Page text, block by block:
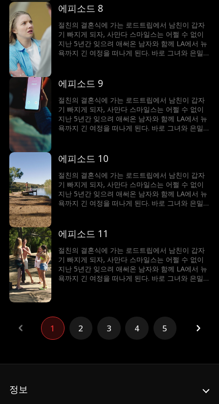
리! 친구와의 우정, 그리고 트리스탄과의 (서로에
게?) 다시 피어나는 감정 사이에서 갈등하는 사만
다는 선택의 기로에 선다. 사만다는 계속 남을 위
해 살 것인가, 아니면 이번만큼은 자신을 위해 살
아볼 것인가?!
에피소드 8
절친의 결혼식에 가는 로드트립에서 남친이 갑자
기 빠지게 되자, 사만다 스마일스는 어쩔 수 없이
지난 5년간 잊으려 애써온 남자와 함께 LA에서 뉴
욕까지 긴 여정을 떠나게 된다. 바로 그녀와 은밀
리! 친구와의 우정, 그리고 트리스탄과의 (서로에
게?) 다시 피어나는 감정 사이에서 갈등하는 사만
다는 선택의 기로에 선다. 사만다는 계속 남을 위
해 살 것인가, 아니면 이번만큼은 자신을 위해 살
아볼 것인가?!
에피소드 9
절친의 결혼식에 가는 로드트립에서 남친이 갑자
기 빠지게 되자, 사만다 스마일스는 어쩔 수 없이
지난 5년간 잊으려 애써온 남자와 함께 LA에서 뉴
욕까지 긴 여정을 떠나게 된다. 바로 그녀와 은밀
리! 친구와의 우정, 그리고 트리스탄과의 (서로에
게?) 다시 피어나는 감정 사이에서 갈등하는 사만
다는 선택의 기로에 선다. 사만다는 계속 남을 위
해 살 것인가, 아니면 이번만큼은 자신을 위해 살
아볼 것인가?!
에피소드 10
절친의 결혼식에 가는 로드트립에서 남친이 갑자
기 빠지게 되자, 사만다 스마일스는 어쩔 수 없이
지난 5년간 잊으려 애써온 남자와 함께 LA에서 뉴
욕까지 긴 여정을 떠나게 된다. 바로 그녀와 은밀
리! 친구와의 우정, 그리고 트리스탄과의 (서로에
게?) 다시 피어나는 감정 사이에서 갈등하는 사만
다는 선택의 기로에 선다. 사만다는 계속 남을 위
해 살 것인가, 아니면 이번만큼은 자신을 위해 살
아볼 것인가?!
에피소드 11
절친의 결혼식에 가는 로드트립에서 남친이 갑자
기 빠지게 되자, 사만다 스마일스는 어쩔 수 없이
지난 5년간 잊으려 애써온 남자와 함께 LA에서 뉴
욕까지 긴 여정을 떠나게 된다. 바로 그녀와 은밀
게?) 다시 피어나는 감정 사이에서 갈등하는 사만
다는 선택의 기로에 선다. 사만다는 계속 남을 위
해 살 것인가, 아니면 이번만큼은 자신을 위해 살
1 2 3 4 5
정보